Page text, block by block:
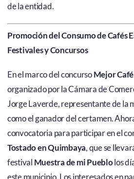
de la entidad.
Promoción del Consumo de Cafés
Festivales y Concursos
En el marco del concursoMejor
organizado por la Cámara de
Jorge Laverde, representante de la
como el ganador del certamen.
convocatoria para participar en el
Tostado en Quimbaya, que se
festival Muestra de mi Pueblolos